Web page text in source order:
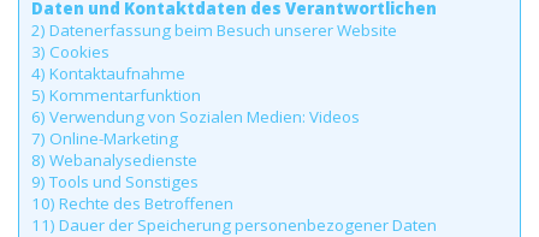
Daten und Kontaktdaten des Verantwortlichen
2) Datenerfassung beim Besuch unserer Website
3) Cookies
4) Kontaktaufnahme
5) Kommentarfunktion
6) Verwendung von Sozialen Medien: Videos
7) Online-Marketing
8) Webanalysedienste
9) Tools und Sonstiges
10) Rechte des Betroffenen
11) Dauer der Speicherung personenbezogener Daten